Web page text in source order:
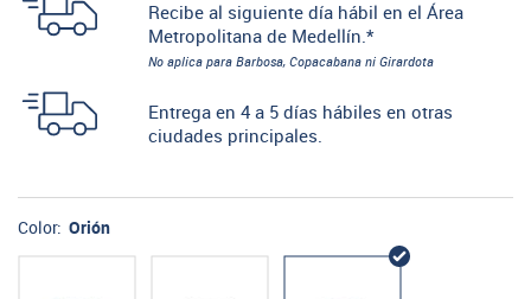
Recibe al siguiente día hábil en el Área
Metropolitana de Medellín.*
No aplica para Barbosa, Copacabana ni Girardota
Entrega en 4 a 5 días hábiles en otras
ciudades principales.
Color: Orión